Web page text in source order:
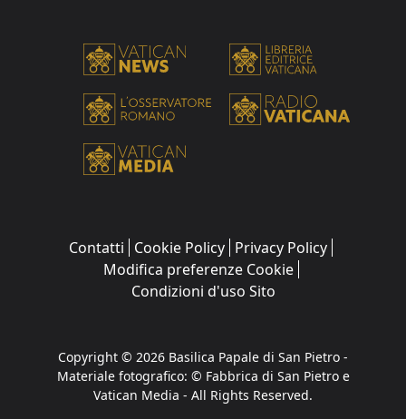
Contatti Cookie Policy Privacy Policy
Modifica preferenze Cookie
Condizioni d'uso Sito
Copyright © 2026 Basilica Papale di San Pietro -
Materiale fotografico: © Fabbrica di San Pietro e
Vatican Media - All Rights Reserved.